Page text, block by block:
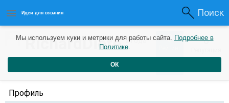
Идеи для вязания Поиск
RichardDiete2 года 0 0
Профиль
Мы используем куки и метрики для работы сайта. Подробнее в
Политике.
ОК